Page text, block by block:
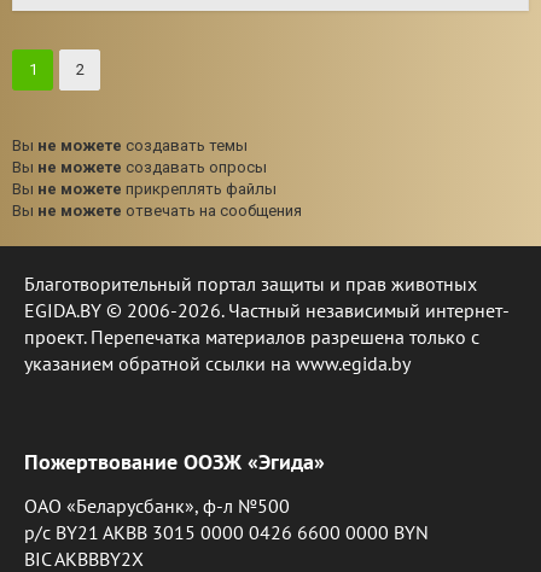
1 2
Вы не можете создавать темы
Вы не можете создавать опросы
Вы не можете прикреплять файлы
Вы не можете отвечать на сообщения
Благотворительный портал защиты и прав животных
EGIDA.BY © 2006-2026. Частный независимый интернет-
проект. Перепечатка материалов разрешена только с
указанием обратной ссылки на www.egida.by
Пожертвование ООЗЖ «Эгида»
ОАО «Беларусбанк», ф-л №500
р/с BY21 AKBB 3015 0000 0426 6600 0000 BYN
BIC AKBBBY2X